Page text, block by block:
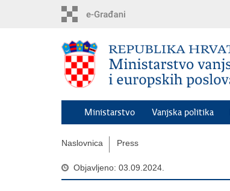
Ministarstvo Vanjska politika
Naslovnica Press
Objavljeno: 03.09.2024.